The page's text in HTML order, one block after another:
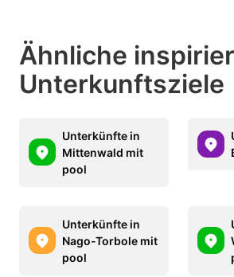
Ähnliche
Unterkunftsziele
Unterkünfte in
Mittenwald mit
pool
Unterkünfte in
Nago-Torbole mit
pool